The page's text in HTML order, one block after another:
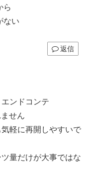
ら
ない
返信
ンドコンテ
せん
軽に再開しやすいで
量だけが大事ではな